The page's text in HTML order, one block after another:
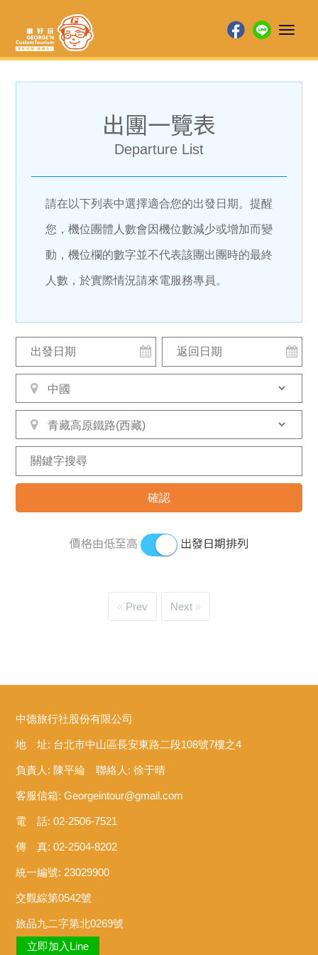
出團一覽表
Departure List
請在以下列表中選擇適合您的出發日期。提醒
您，機位團體人數會因機位數減少或增加而變
動，機位欄的數字並不代表該團出團時的最終
人數，於實際情況請來電服務專員。
價格由低至高 出發日期排列
Prev Next
中德旅行社股份有限公司
地 址: 台北市中山區長安東路二段108號7樓之4
負責人: 陳平綸 聯絡人: 徐于晴
客服信箱:Georgeintour@gmail.com
電 話: 02-2506-7521
傳 真: 02-2504-8202
統一編號: 23029900
交觀綜第0542號
旅品九二字第北0269號
立即加入Line